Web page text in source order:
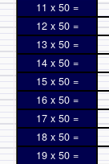
11 x 50 =
12 x 50 =
13 x 50 =
14 x 50 =
15 x 50 =
16 x 50 =
17 x 50 =
18 x 50 =
19 x 50 =